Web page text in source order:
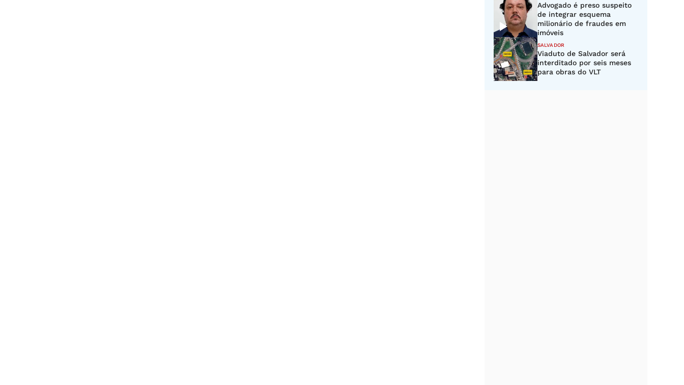
Advogado é preso suspeito
de integrar esquema
milionário de fraudes em
imóveis
SALVADOR
Viaduto de Salvador será
interditado por seis meses
para obras do VLT